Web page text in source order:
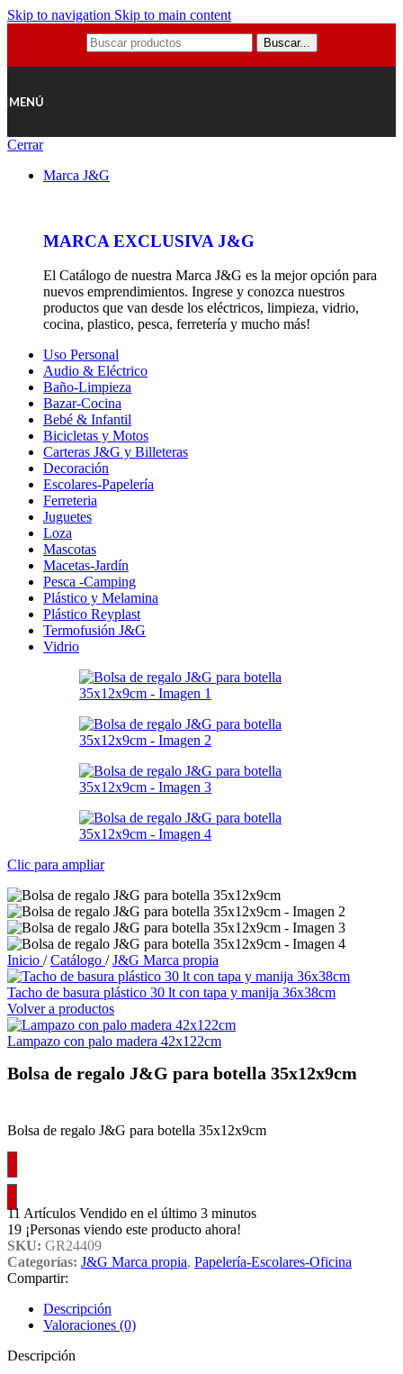
Skip to navigation Skip to main content
Buscar...
MENÚ
Cerrar
Marca J&G
MARCA EXCLUSIVA J&G
El Catálogo de nuestra Marca J&G es la mejor opción para
nuevos emprendimientos. Ingrese y conozca nuestros
productos que van desde los eléctricos, limpieza, vidrio,
cocina, plastico, pesca, ferretería y mucho más!
Uso Personal
Audio & Eléctrico
Baño-Limpieza
Bazar-Cocina
Bebé & Infantil
Bicicletas y Motos
Carteras J&G y Billeteras
Decoración
Escolares-Papelería
Ferreteria
Juguetes
Loza
Mascotas
Macetas-Jardín
Pesca -Camping
Plástico y Melamina
Plástico Reyplast
Termofusión J&G
Vidrio
Clic para ampliar
Inicio / Catálogo / J&G Marca propia
Tacho de basura plástico 30 lt con tapa y manija 36x38cm
Volver a productos
Lampazo con palo madera 42x122cm
Bolsa de regalo J&G para botella 35x12x9cm
Bolsa de regalo J&G para botella 35x12x9cm
11 Artículos Vendido en el último 3 minutos
19 ¡Personas viendo este producto ahora!
SKU: GR24409
Categorías: J&G Marca propia, Papelería-Escolares-Oficina
Compartir:
Descripción
Valoraciones (0)
Descripción